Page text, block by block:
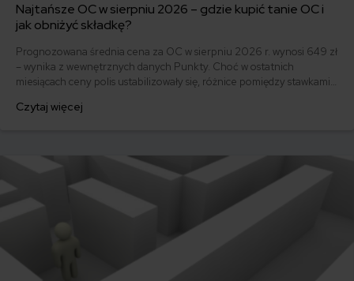
Najtańsze OC w sierpniu 2026 – gdzie kupić tanie OC i
jak obniżyć składkę?
Prognozowana średnia cena za OC w sierpniu 2026 r. wynosi 649 zł
– wynika z wewnętrznych danych Punkty. Choć w ostatnich
miesiącach ceny polis ustabilizowały się, różnice pomiędzy stawkami
500 zł, inni – powyżej 1500 zł. Gdzie znaleźć najtańsze OC w Polsce
Czytaj więcej